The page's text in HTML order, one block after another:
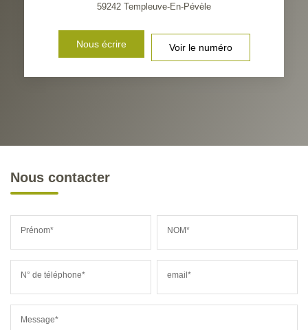
59242 Templeuve-En-Pévèle
Nous écrire Voir le numéro
Nous contacter
Prénom* NOM*
N° de téléphone* email*
Message*